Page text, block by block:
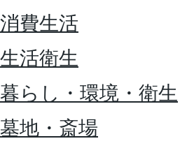
消費生活
生活衛生
暮らし・環境・衛生
墓地・斎場